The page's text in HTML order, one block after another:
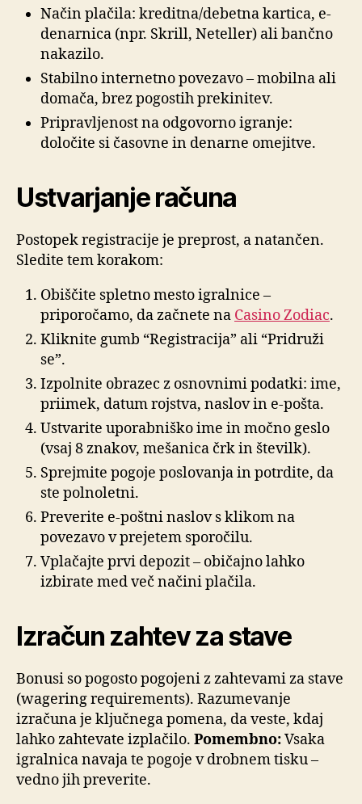
Način plačila: kreditna/debetna kartica, e-
denarnica (npr. Skrill, Neteller) ali bančno
nakazilo.
Stabilno internetno povezavo – mobilna ali
domača, brez pogostih prekinitev.
Pripravljenost na odgovorno igranje:
določite si časovne in denarne omejitve.
Ustvarjanje računa
Postopek registracije je preprost, a natančen.
Sledite tem korakom:
Obiščite spletno mesto igralnice –
priporočamo, da začnete na Casino Zodiac.
Kliknite gumb “Registracija” ali “Pridruži
se”.
Izpolnite obrazec z osnovnimi podatki: ime,
priimek, datum rojstva, naslov in e-pošta.
Ustvarite uporabniško ime in močno geslo
(vsaj 8 znakov, mešanica črk in številk).
Sprejmite pogoje poslovanja in potrdite, da
ste polnoletni.
Preverite e-poštni naslov s klikom na
povezavo v prejetem sporočilu.
Vplačajte prvi depozit – običajno lahko
izbirate med več načini plačila.
Izračun zahtev za stave
Bonusi so pogosto pogojeni z zahtevami za stave
(wagering requirements). Razumevanje
izračuna je ključnega pomena, da veste, kdaj
lahko zahtevate izplačilo. Pomembno:Vsaka
igralnica navaja te pogoje v drobnem tisku –
vedno jih preverite.